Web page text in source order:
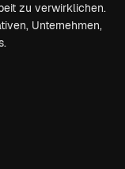
zu verwirklichen.
Unternehmen,